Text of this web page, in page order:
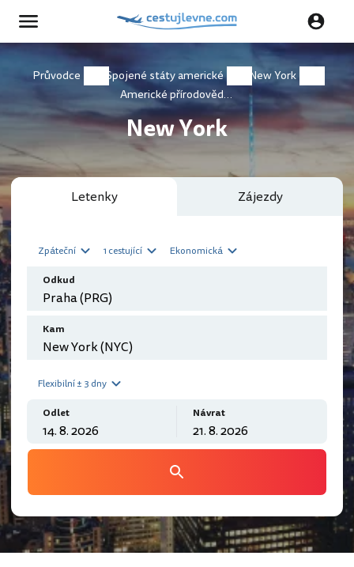
Průvodce Spojené státy americké
New York
Americké přírodovědné muzeum
New York
Letenky Zájezdy
Zpáteční 1 cestující Ekonomická
Odkud
Kam
Flexibilní ± 3 dny
Odlet Návrat